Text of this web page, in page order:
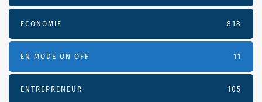
ECONOMIE 818
EN MODE ON OFF 11
ENTREPRENEUR 105